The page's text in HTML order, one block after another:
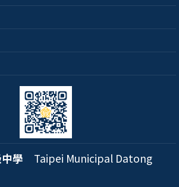
學 Taipei Municipal Datong